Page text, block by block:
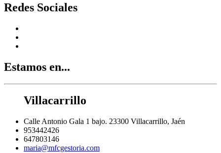
Redes Sociales
Estamos en...
Villacarrillo
Calle Antonio Gala 1 bajo. 23300 Villacarrillo, Jaén
953442426
647803146
maria@mfcgestoria.com